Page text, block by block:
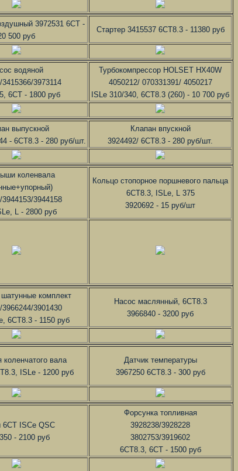
3972531 6CT -
500 руб
Стартер 3415537 6СТ8.3 - 11380 руб
водяной
3415366/3973114
6СТ - 1800 руб
Турбокомпрессор HOLSET HX40W
4050212/ 070331391/ 4050217
ISLe 310/340, 6CT8.3 (260) - 10 700 руб
выпускной
- 6CT8.3 - 280 руб/шт.
Клапан впускной
3924492/ 6CT8.3 - 280 руб/шт.
коленвала
3944153/3944158
L - 2800 руб
Кольцо стопорное поршневого пальца
6СТ8.3, ISLe, L 375
3920692 - 15 руб/шт
комплект
3966244/3901430
6CT8.3 - 1150 руб
Насос маслянный, 6СТ8.3
3966840 - 3200 руб
коленчатого вала
ISLe - 1200 руб
Датчик температуры
3967250 6CT8.3 - 300 руб
6CT ISCe QSC
- 2100 руб
Форсунка топливная
3928238/3928228
3802753/3919602
6CT8.3, 6CT - 1500 руб